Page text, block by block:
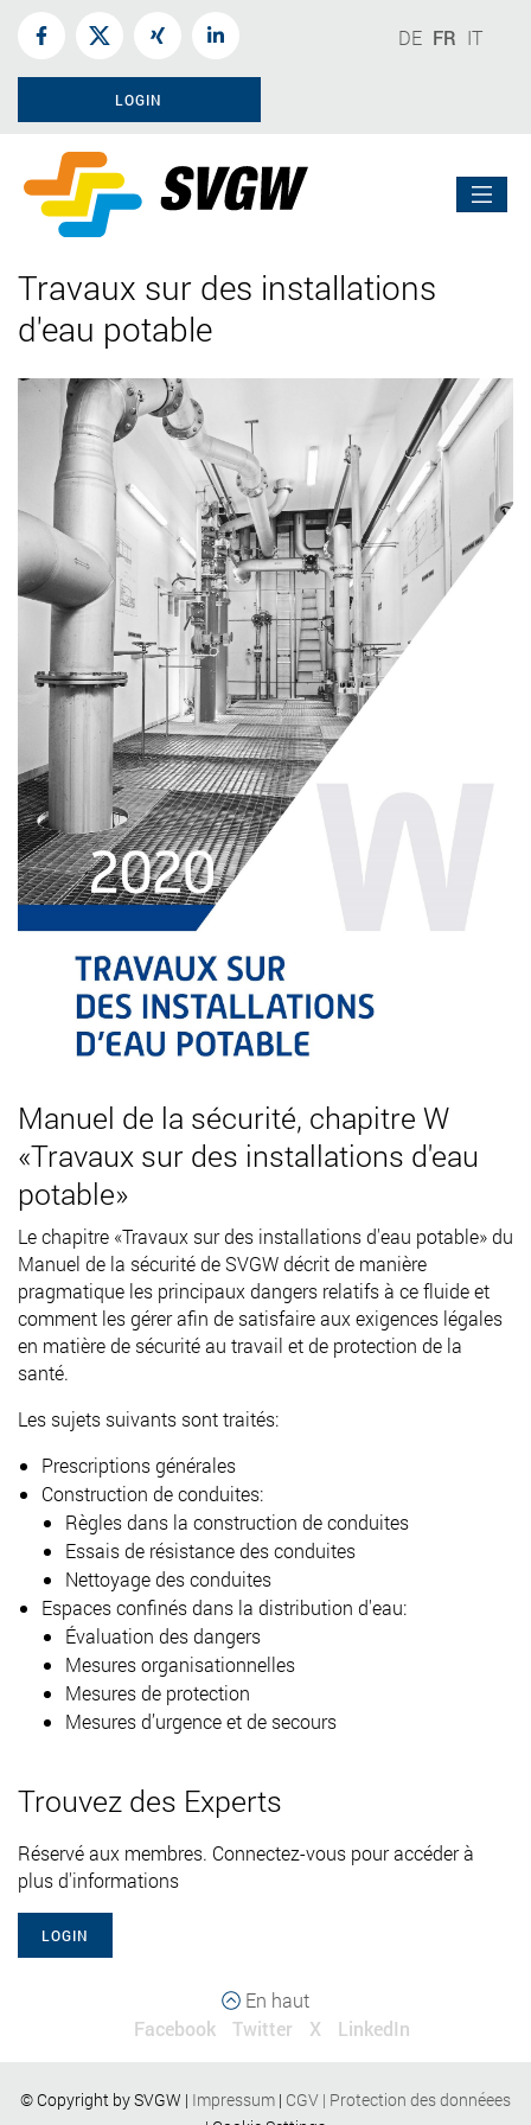
DE FR IT
LOGIN
Travaux sur des installations
d'eau potable
Manuel de la sécurité, chapitre W
«Travaux sur des installations d'eau
potable»
Le chapitre «Travaux sur des installations d'eau potable» du
Manuel de la sécurité de SVGW décrit de manière
pragmatique les principaux dangers relatifs à ce fluide et
comment les gérer afin de satisfaire aux exigences légales
en matière de sécurité au travail et de protection de la
santé.
Les sujets suivants sont traités:
Prescriptions générales
Construction de conduites:
Règles dans la construction de conduites
Essais de résistance des conduites
Nettoyage des conduites
Espaces confinés dans la distribution d'eau:
Évaluation des dangers
Mesures organisationnelles
Mesures de protection
Mesures d’urgence et de secours
Trouvez des Experts
Réservé aux membres. Connectez-vous pour accéder à
plus d'informations
LOGIN
En haut
Facebook
Twitter X LinkedIn
© Copyright by SVGW | Impressum | CGV | Protection des donnéees